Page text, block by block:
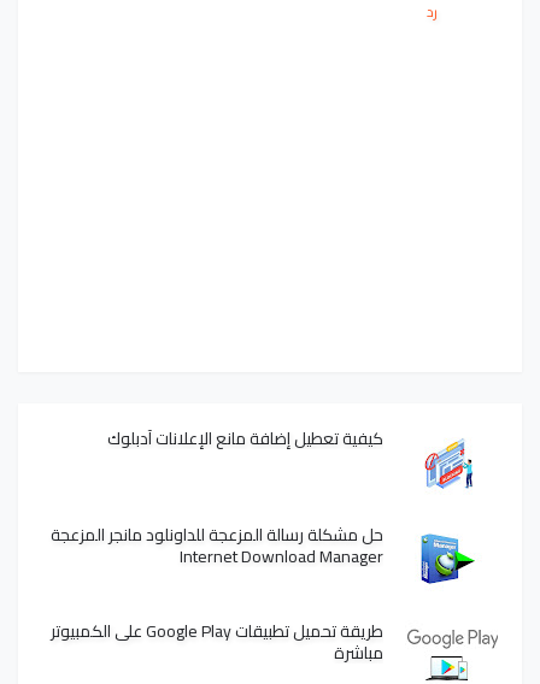
رد
كيفية تعطيل إضافة مانع الإعلانات آدبلوك
حل مشكلة رسالة المزعجة للداونلود مانجر المزعجة
Internet Download Manager
طريقة تحميل تطبيقات Google Play على الكمبيوتر
مباشرة